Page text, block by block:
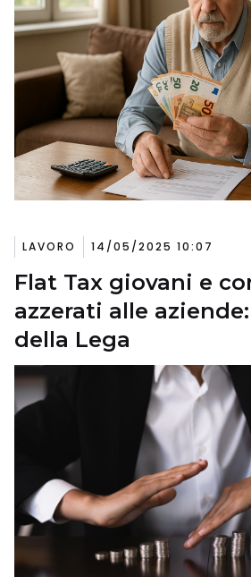
LAVORO 14/05/2025 10:07
Flat Tax giovani e
azzerati alle
della Lega